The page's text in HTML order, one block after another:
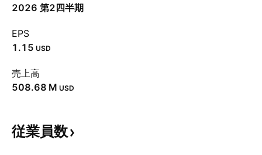
2026 第2四半期
EPS
1.15 USD
売上高
‪508.68 M‬ USD
従業員数